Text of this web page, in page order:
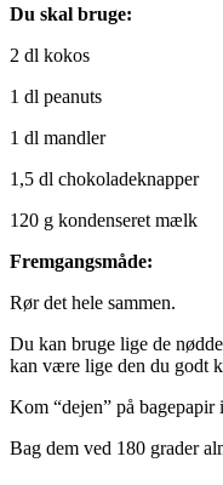
Du skal bruge:
2 dl kokos
1 dl peanuts
1 dl mandler
1,5 dl chokoladeknapper
120 g kondenseret mælk
Fremgangsmåde:
Rør det hele sammen.
Du kan bruge lige de
kan være lige den du godt
Kom “dejen” på bagepapir
Bag dem ved 180 grader